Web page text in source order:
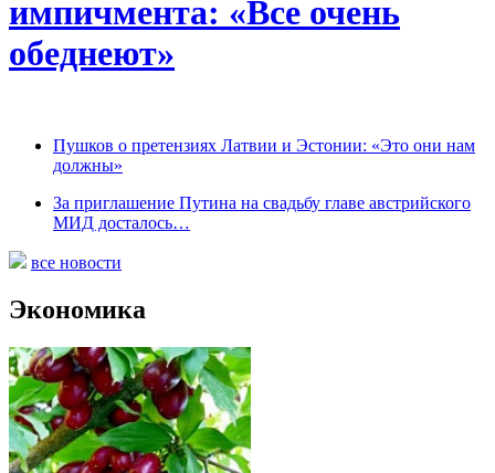
импичмента: «Все очень
обеднеют»
Пушков о претензиях Латвии и Эстонии: «Это они нам
должны»
За приглашение Путина на свадьбу главе австрийского
МИД досталось…
все новости
Экономика